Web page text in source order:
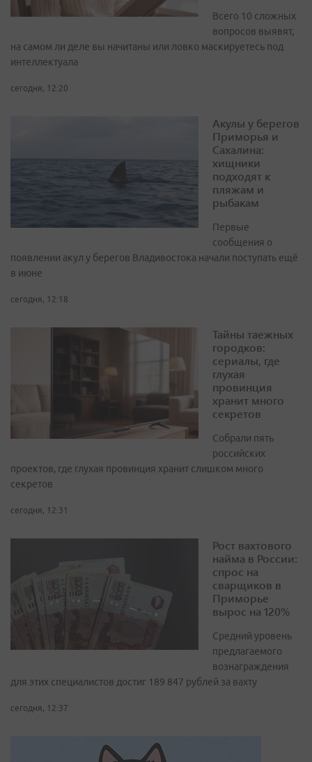
Всего 10 сложных
вопросов выявят,
на самом ли деле вы начитаны или ловко маскируетесь под
интеллектуала
сегодня, 12:20
Акулы у берегов
Приморья и
Сахалина:
хищники
подходят к
пляжам и
рыбакам
Первые
сообщения о
появлении акул у берегов Владивостока начали поступать ещё
в июне
сегодня, 12:18
Тайны таежных
городков:
сериалы, где
глухая
провинция
хранит много
секретов
Собрали пять
российских
проектов, где глухая провинция хранит слишком много
секретов
сегодня, 12:31
Рост вахтового
найма в России:
спрос на
сварщиков в
Приморье
вырос на 120%
Средний уровень
предлагаемого
вознаграждения
для этих специалистов достиг 189 847 рублей за вахту
сегодня, 12:37